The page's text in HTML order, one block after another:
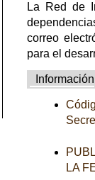
La Red de
correo
para el
Información
LA